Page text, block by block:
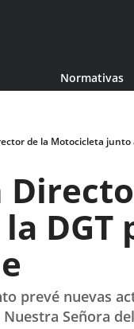
Normativas
de la Motocicleta junto
prevé nuevas
Señora